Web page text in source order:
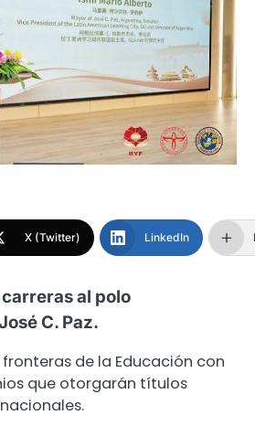
X (Twitter) LinkedIn
al polo
C. Paz.
de la Educación con
que otorgarán títulos